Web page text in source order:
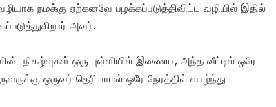
நமக்கு ஏற்கனவே பழக்கப்படுத்திவிட்ட வழியில் இதில்
அவர்.
நிகழ்வுகள் ஒரு புள்ளியில் இணைய, அந்த வீட்டில் ஒரே
ஒருவர் தெரியாமல் ஒரே நேரத்தில் வாழ்ந்து